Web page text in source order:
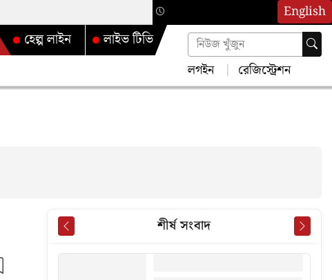
English
লাইভ টিভি
হেল্প লাইন
লগইন রেজিস্ট্রেশন
শীর্ষ সংবাদ